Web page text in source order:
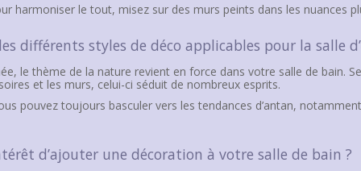
harmoniser le tout, misez sur des murs peints dans les nuances
différents styles de déco applicables pour la salle
le thème de la nature revient en force dans votre salle de bain.
et les murs, celui-ci séduit de nombreux esprits.
pouvez toujours basculer vers les tendances d’antan,
d’ajouter une décoration à votre salle de bain ?